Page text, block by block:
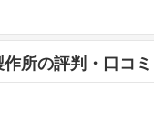
所の評判・口コミ